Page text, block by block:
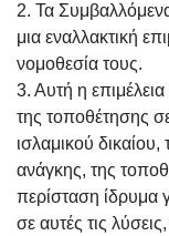
2. Τα
μια εναλλακτική
νομοθεσία τους.
3. Αυτή η
της τοποθέτησης
ισλαμικού
ανάγκης, της
περίσταση ίδρυμα
σε αυτές τις